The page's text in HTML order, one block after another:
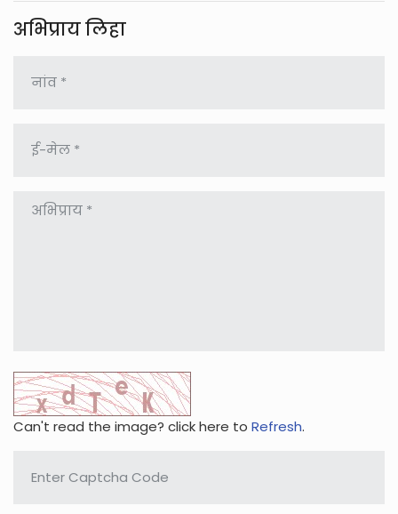
अभिप्राय लिहा
Can't read the image? click here to Refresh.